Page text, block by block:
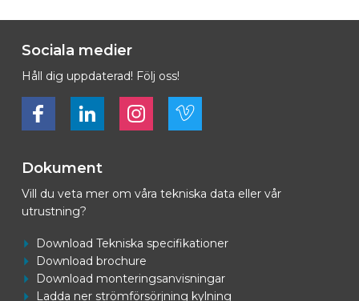
Sociala medier
Håll dig uppdaterad! Följ oss!
Bekijk ons op FacebookBekijk ons op LinkedInBekijk ons op LinkedInBekijk ons op Vimeo
Dokument
Vill du veta mer om våra tekniska data eller vår
utrustning?
Download Tekniska specifikationer
Download brochure
Download monteringsanvisningar
Ladda ner strömförsörjning kylning